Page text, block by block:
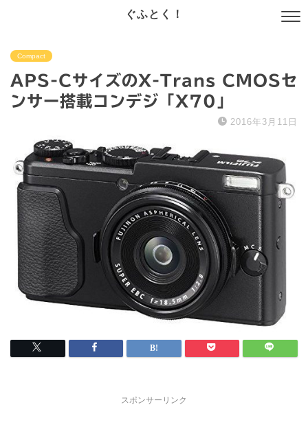
ぐふとく！
Compact
APS-CサイズのX-Trans CMOSセ
ンサー搭載コンデジ「X70」
2016年3月11日
スポンサーリンク